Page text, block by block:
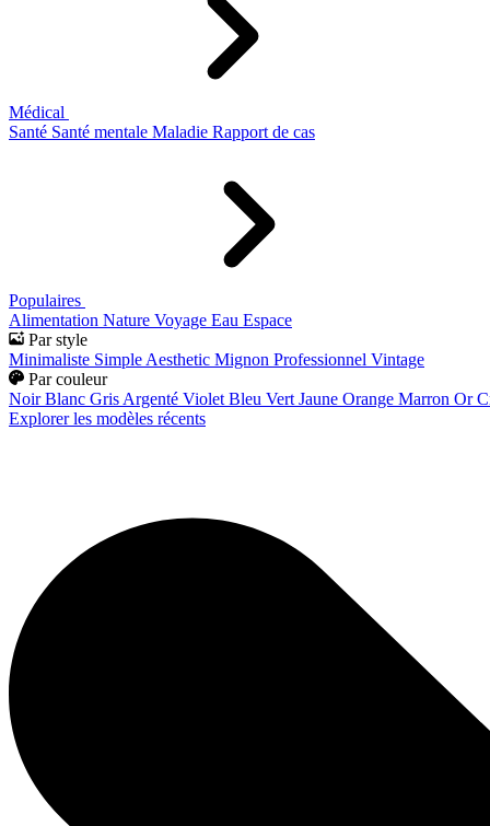
Médical
Santé Santé mentale Maladie Rapport de cas
Populaires
Alimentation Nature Voyage Eau Espace
Par style
Minimaliste Simple Aesthetic Mignon Professionnel Vintage
Par couleur
Noir Blanc Gris Argenté Violet Bleu Vert Jaune Orange Marron Or
Explorer les modèles récents